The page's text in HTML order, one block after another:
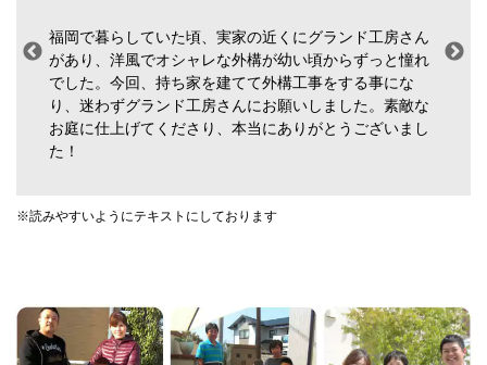
福岡で暮らしていた頃、実家の近くにグランド工房さん
があり、洋風でオシャレな外構が幼い頃からずっと憧れ
でした。今回、持ち家を建てて外構工事をする事にな
り、迷わずグランド工房さんにお願いしました。素敵な
お庭に仕上げてくださり、本当にありがとうございまし
た！
※読みやすいようにテキストにしております